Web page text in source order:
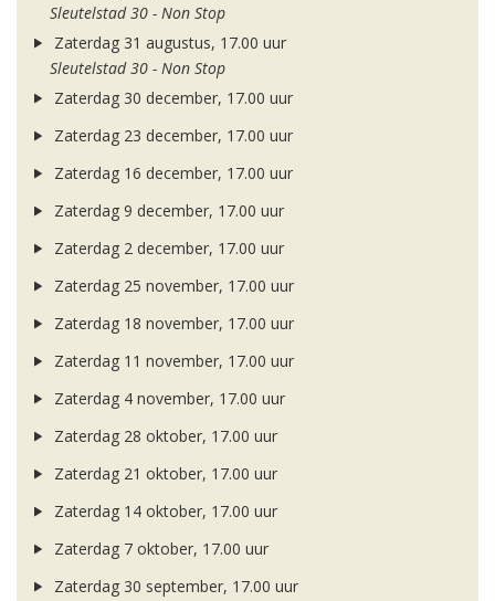
Sleutelstad 30 - Non Stop
Zaterdag 31 augustus, 17.00 uur
Sleutelstad 30 - Non Stop
Zaterdag 30 december, 17.00 uur
Zaterdag 23 december, 17.00 uur
Zaterdag 16 december, 17.00 uur
Zaterdag 9 december, 17.00 uur
Zaterdag 2 december, 17.00 uur
Zaterdag 25 november, 17.00 uur
Zaterdag 18 november, 17.00 uur
Zaterdag 11 november, 17.00 uur
Zaterdag 4 november, 17.00 uur
Zaterdag 28 oktober, 17.00 uur
Zaterdag 21 oktober, 17.00 uur
Zaterdag 14 oktober, 17.00 uur
Zaterdag 7 oktober, 17.00 uur
Zaterdag 30 september, 17.00 uur